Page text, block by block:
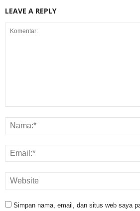
LEAVE A REPLY
Simpan nama, email, dan situs web saya